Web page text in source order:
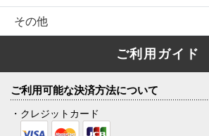
その他
ご利用ガイド
ご利用可能な決済方法について
・クレジットカード